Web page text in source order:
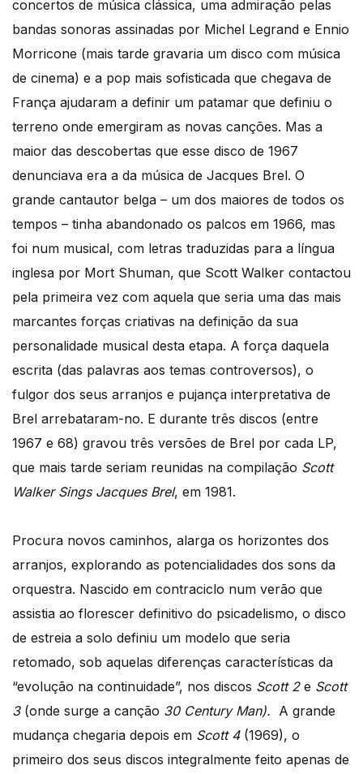
concertos de música clássica, uma admiração pelas
bandas sonoras assinadas por Michel Legrand e Ennio
Morricone (mais tarde gravaria um disco com música
de cinema) e a pop mais sofisticada que chegava de
França ajudaram a definir um patamar que definiu o
terreno onde emergiram as novas canções. Mas a
maior das descobertas que esse disco de 1967
denunciava era a da música de Jacques Brel. O
grande cantautor belga – um dos maiores de todos os
tempos – tinha abandonado os palcos em 1966, mas
foi num musical, com letras traduzidas para a língua
inglesa por Mort Shuman, que Scott Walker contactou
pela primeira vez com aquela que seria uma das mais
marcantes forças criativas na definição da sua
personalidade musical desta etapa. A força daquela
escrita (das palavras aos temas controversos), o
fulgor dos seus arranjos e pujança interpretativa de
Brel arrebataram-no. E durante três discos (entre
1967 e 68) gravou três versões de Brel por cada LP,
que mais tarde seriam reunidas na compilação Scott
Walker Sings Jacques Brel, em 1981.
Procura novos caminhos, alarga os horizontes dos
arranjos, explorando as potencialidades dos sons da
orquestra. Nascido em contraciclo num verão que
assistia ao florescer definitivo do psicadelismo, o disco
de estreia a solo definiu um modelo que seria
retomado, sob aquelas diferenças características da
“evolução na continuidade”, nos discos Scott 2e Scott
3 (onde surge a canção 30 Century Man). A grande
mudança chegaria depois em Scott 4(1969), o
primeiro dos seus discos integralmente feito apenas de